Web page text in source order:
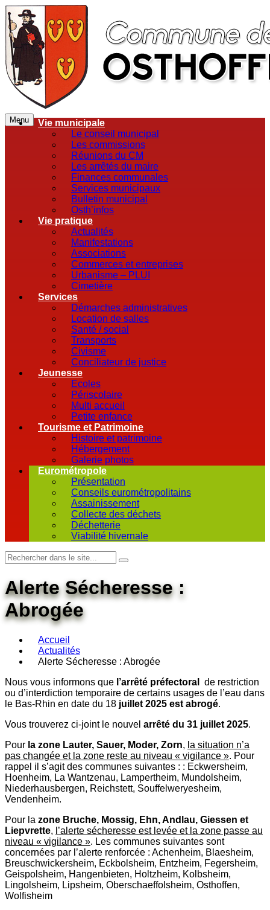
Menu
Vie municipale
Le conseil municipal
Les commissions
Réunions du CM
Les arrêtés du maire
Finances communales
Services municipaux
Bulletin municipal
Osth’infos
Vie pratique
Actualités
Manifestations
Associations
Commerces et entreprises
Urbanisme – PLUI
Cimetière
Services
Démarches administratives
Location de salles
Santé / social
Transports
Civisme
Conciliateur de justice
Jeunesse
Ecoles
Périscolaire
Multi accueil
Petite enfance
Tourisme et Patrimoine
Histoire et patrimoine
Hébergement
Galerie photos
Eurométropole
Présentation
Conseils eurométropolitains
Assainissement
Collecte des déchets
Déchetterie
Viabilité hivernale
Alerte Sécheresse :
Abrogée
Accueil
Actualités
Alerte Sécheresse : Abrogée
Nous vous informons que l’arrêté préfectoral
de restriction
ou d’interdiction temporaire de certains usages de l’eau dans
le Bas-Rhin en date du 18 juillet 2025 est abrogé.
Vous trouverez ci-joint le nouvel arrêté du 31 juillet 2025.
Pour la zone Lauter, Sauer, Moder, Zorn, la situation n’a
pas changée et la zone reste au niveau « vigilance ». Pour
rappel il s’agit des communes suivantes : : Eckwersheim,
Hoenheim, La Wantzenau, Lampertheim, Mundolsheim,
Niederhausbergen, Reichstett, Souffelweryesheim,
Vendenheim.
Pour la zone Bruche, Mossig, Ehn, Andlau, Giessen et
Liepvrette, l’alerte sécheresse est levée et la zone passe au
niveau « vigilance ». Les communes suivantes sont
concernées par l’alerte renforcée : Achenheim, Blaesheim,
Breuschwickersheim, Eckbolsheim, Entzheim, Fegersheim,
Geispolsheim, Hangenbieten, Holtzheim, Kolbsheim,
Lingolsheim, Lipsheim, Oberschaeffolsheim, Osthoffen,
Wolfisheim